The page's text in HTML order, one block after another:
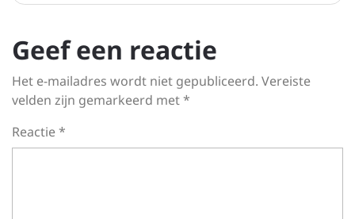
Geef een reactie
Het e-mailadres wordt niet gepubliceerd. Vereiste
velden zijn gemarkeerd met*
Reactie*